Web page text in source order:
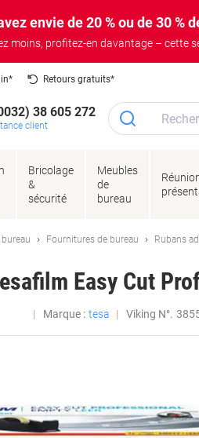
envie de 20 % ou de 30 %
moins, profitez-en davantage – cette
Retours gratuits*
38 605 272
client
Bricolage
&
sécurité
Meubles
de
bureau
Fournitures de bureau Rubans
Easy Cut
Marque : tesa Viking N°.